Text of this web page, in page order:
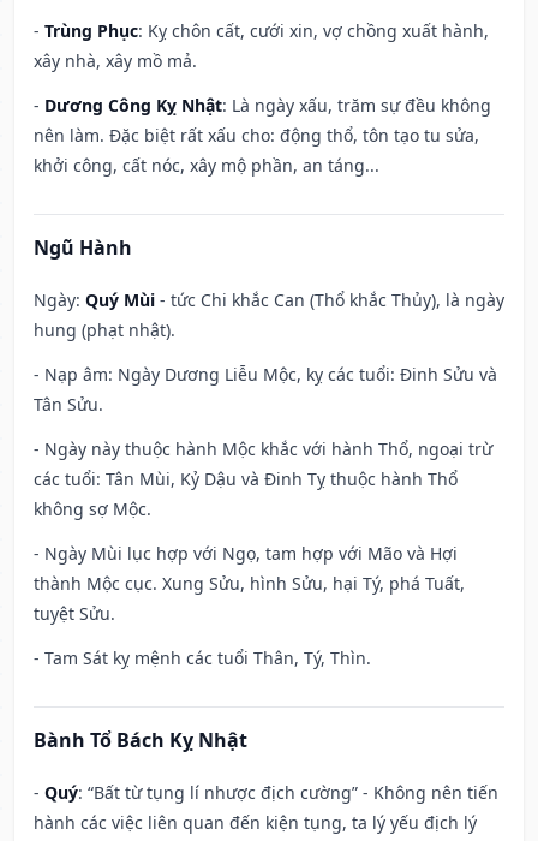
- Trùng Phục: Kỵ chôn cất, cưới xin, vợ chồng xuất hành,
xây nhà, xây mồ mả.
- Dương Công Kỵ Nhật: Là ngày xấu, trăm sự đều không
nên làm. Đặc biệt rất xấu cho: động thổ, tôn tạo tu sửa,
khởi công, cất nóc, xây mộ phần, an táng...
Ngũ Hành
Ngày: Quý Mùi - tức Chi khắc Can (Thổ khắc Thủy), là ngày
hung (phạt nhật).
- Nạp âm: Ngày Dương Liễu Mộc, kỵ các tuổi: Đinh Sửu và
Tân Sửu.
- Ngày này thuộc hành Mộc khắc với hành Thổ, ngoại trừ
các tuổi: Tân Mùi, Kỷ Dậu và Đinh Tỵ thuộc hành Thổ
không sợ Mộc.
- Ngày Mùi lục hợp với Ngọ, tam hợp với Mão và Hợi
thành Mộc cục. Xung Sửu, hình Sửu, hại Tý, phá Tuất,
tuyệt Sửu.
- Tam Sát kỵ mệnh các tuổi Thân, Tý, Thìn.
Bành Tổ Bách Kỵ Nhật
- Quý: “Bất từ tụng lí nhược địch cường” - Không nên tiến
hành các việc liên quan đến kiện tụng, ta lý yếu địch lý